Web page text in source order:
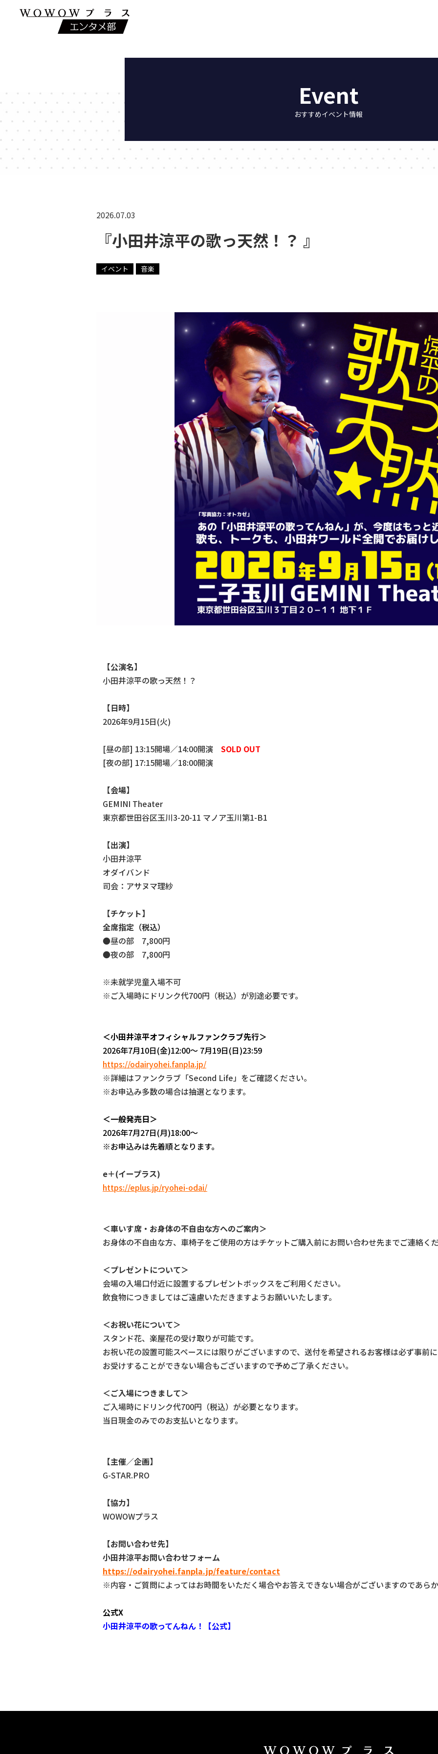
Event
おすすめイベント情報
2026.07.03
『⼩⽥井涼平の歌っ天然！？ 』
イベント 音楽
【公演名】
⼩⽥井涼平の歌っ天然！？
【日時】
2026年9月15日(火)
[昼の部] 13:15開場／14:00開演 SOLD OUT
[夜の部] 17:15開場／18:00開演
【会場】
GEMINI Theater
東京都世田谷区玉川3-20-11 マノア玉川第1-B1
【出演】
小田井涼平
オダイバンド
司会：アサヌマ理紗
【チケット】
全席指定（税込）
●昼の部 7,800円
●夜の部 7,800円
※未就学児童入場不可
※ご入場時にドリンク代700円（税込）が別途必要です。
＜小田井涼平オフィシャルファンクラブ先行＞
2026年7月10日(金)12:00～ 7月19日(日)23:59
https://odairyohei.fanpla.jp/
※詳細はファンクラブ「Second Life」をご確認ください。
※お申込み多数の場合は抽選となります。
＜一般発売日＞
2026年7月27日(月)18:00～
※お申込みは先着順となります。
e＋(イープラス)
https://eplus.jp/ryohei-odai/
＜車いす席・お身体の不自由な方へのご案内＞
お身体の不自由な方、 車椅子をご使用の方はチケットご購入前にお問い合わせ先までご連絡く
＜プレゼントについて＞
会場の入場口付近に設置するプレゼントボックスをご利用ください。
飲食物につきましてはご遠慮いただきますようお願いいたします。
＜お祝い花について＞
スタンド花、楽屋花の受け取りが可能です。
お祝い花の設置可能スペースには限りがございますので、 送付を希望されるお客様は必ず事前
お受けすることができない場合もございますので予めご了承ください。
＜ご入場につきまして＞
ご入場時にドリンク代700円（税込）が必要となります。
当日現金のみでのお支払いとなります。
【主催／企画】
G-STAR.PRO
【協力】
WOWOWプラス
【お問い合わせ先】
小田井涼平お問い合わせフォーム
https://odairyohei.fanpla.jp/feature/contact
※内容・ご質問によってはお時間をいただく場合やお答えできない場合がございますのであら
公式X
小田井涼平の歌ってんねん！【公式】